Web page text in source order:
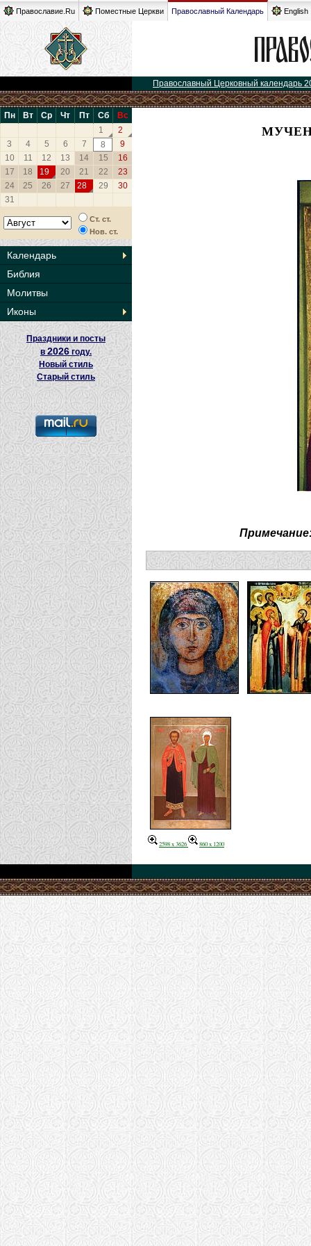
Православие.Ru Поместные Церкви Православный Календарь English
Православный Церковный календарь
Пн Вт Ср Чт Пт Сб
Вс
1
2
3
4 5 6 7 8
9
10
11 12 13 14 15
16
17
18 19 20 21 22
23
24
25 26 27 28 29
30
31
Ст. ст.
Нов. ст.
Календарь
Библия
Молитвы
Иконы
Праздники и посты
в2026 году.
Новый стиль
Старый стиль
2598 x 3626 860 x 1200